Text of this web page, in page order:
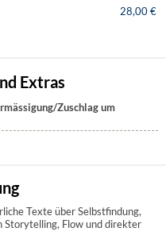
28,00 €
Extras
Zuschlag um
Texte über Selbstfindung,
Storytelling, Flow und direkter